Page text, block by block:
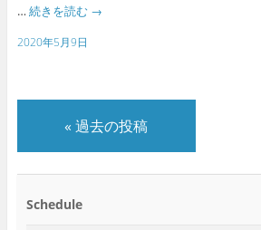
… 続きを読む →
2020年5月9日
« 過去の投稿
Schedule